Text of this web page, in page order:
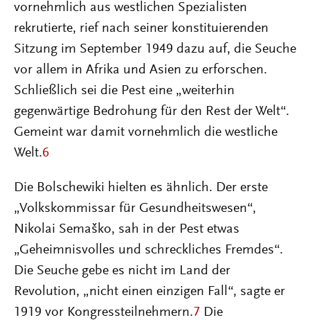
vornehmlich aus westlichen Spezialisten
rekrutierte, rief nach seiner konstituierenden
Sitzung im September 1949 dazu auf, die Seuche
vor allem in Afrika und Asien zu erforschen.
Schließlich sei die Pest eine „weiterhin
gegenwärtige Bedrohung für den Rest der Welt“.
Gemeint war damit vornehmlich die westliche
Welt.6
Die Bolschewiki hielten es ähnlich. Der erste
„Volkskommissar für Gesundheitswesen“,
Nikolai Semaško, sah in der Pest etwas
„Geheimnisvolles und schreckliches Fremdes“.
Die Seuche gebe es nicht im Land der
Revolution, „nicht einen einzigen Fall“, sagte er
1919 vor Kongressteilnehmern.7 Die